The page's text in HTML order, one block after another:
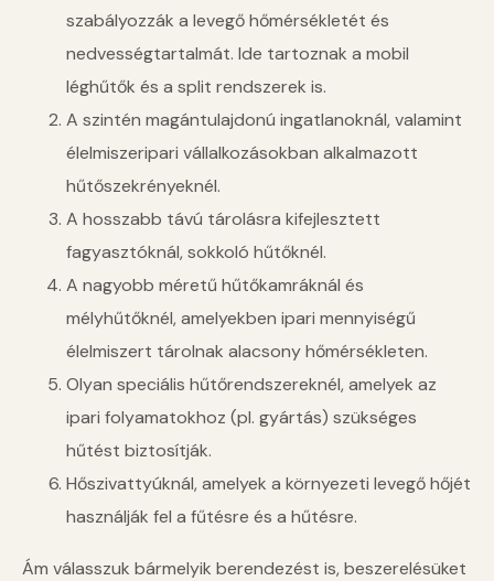
szabályozzák a levegő hőmérsékletét és
nedvességtartalmát. Ide tartoznak a mobil
léghűtők és a split rendszerek is.
A szintén magántulajdonú ingatlanoknál, valamint
élelmiszeripari vállalkozásokban alkalmazott
hűtőszekrényeknél.
A hosszabb távú tárolásra kifejlesztett
fagyasztóknál, sokkoló hűtőknél.
A nagyobb méretű hűtőkamráknál és
mélyhűtőknél, amelyekben ipari mennyiségű
élelmiszert tárolnak alacsony hőmérsékleten.
Olyan speciális hűtőrendszereknél, amelyek az
ipari folyamatokhoz (pl. gyártás) szükséges
hűtést biztosítják.
Hőszivattyúknál, amelyek a környezeti levegő hőjét
használják fel a fűtésre és a hűtésre.
Ám válasszuk bármelyik berendezést is, beszerelésüket